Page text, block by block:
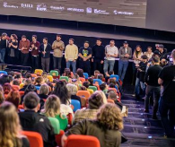
l-a aruncat la
clar de la început: nu
ci despre
ușor,